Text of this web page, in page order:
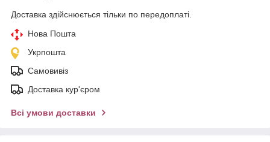
Доставка здійснюється тільки по передоплаті.
Нова Пошта
Укрпошта
Самовивіз
Доставка кур'єром
Всі умови доставки